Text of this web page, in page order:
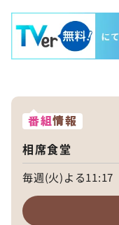
番組情報
相席食堂
毎週(火)よる11:17